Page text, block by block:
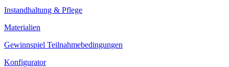
Instandhaltung & Pflege
Materialien
Gewinnspiel Teilnahmebedingungen
Konfigurator